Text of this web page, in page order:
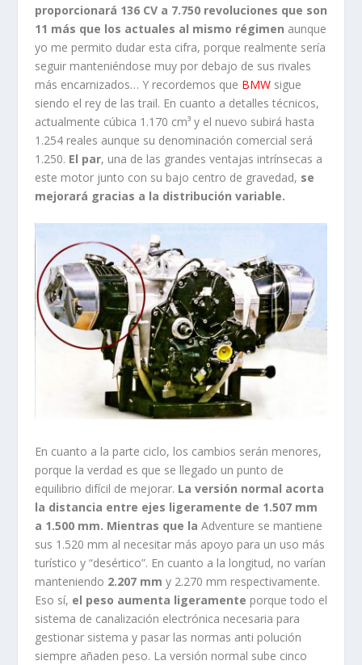
proporcionará 136 CV a 7.750 revoluciones que son
11 más que los actuales al mismo régimen aunque
yo me permito dudar esta cifra, porque realmente sería
seguir manteniéndose muy por debajo de sus rivales
más encarnizados… Y recordemos que BMWsigue
siendo el rey de las trail. En cuanto a detalles técnicos,
actualmente cúbica 1.170 cm³ y el nuevo subirá hasta
1.254 reales aunque su denominación comercial será
1.250. El par, una de las grandes ventajas intrínsecas a
este motor junto con su bajo centro de gravedad, se
mejorará gracias a la distribución variable.
En cuanto a la parte ciclo, los cambios serán menores,
porque la verdad es que se llegado un punto de
equilibrio difícil de mejorar. La versión normal acorta
la distancia entre ejes ligeramente de 1.507 mm
a 1.500 mm. Mientras que la Adventure se mantiene
sus 1.520 mm al necesitar más apoyo para un uso más
turístico y “desértico”. En cuanto a la longitud, no varían
manteniendo 2.207 mm y 2.270 mm respectivamente.
Eso sí, el peso aumenta ligeramente porque todo el
sistema de canalización electrónica necesaria para
gestionar sistema y pasar las normas anti polución
siempre añaden peso. La versión normal sube cinco